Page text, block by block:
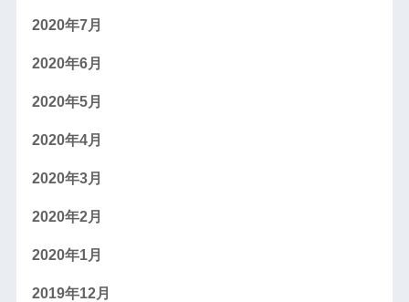
2020年7月
2020年6月
2020年5月
2020年4月
2020年3月
2020年2月
2020年1月
2019年12月